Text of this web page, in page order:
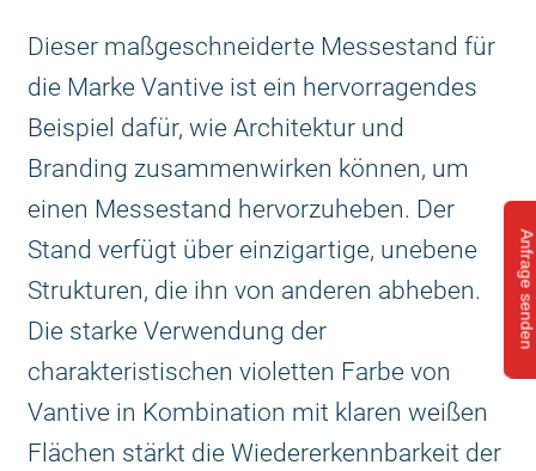
Anfrage senden
Dieser maßgeschneiderte Messestand für
die Marke Vantive ist ein hervorragendes
Beispiel dafür, wie Architektur und
Branding zusammenwirken können, um
einen Messestand hervorzuheben. Der
Stand verfügt über einzigartige, unebene
Strukturen, die ihn von anderen abheben.
Die starke Verwendung der
charakteristischen violetten Farbe von
Vantive in Kombination mit klaren weißen
Flächen stärkt die Wiedererkennbarkeit der